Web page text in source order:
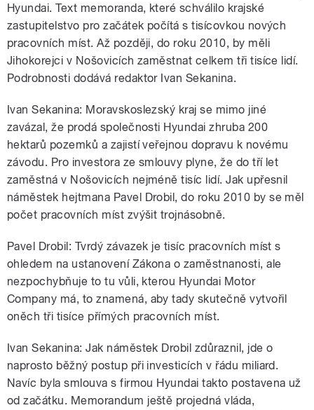
Hyundai. Text memoranda, které schválilo krajské
zastupitelstvo pro začátek počítá s tisícovkou nových
pracovních míst. Až později, do roku 2010, by měli
Jihokorejci v Nošovicích zaměstnat celkem tři tisíce lidí.
Podrobnosti dodává redaktor Ivan Sekanina.
Ivan Sekanina: Moravskoslezský kraj se mimo jiné
zavázal, že prodá společnosti Hyundai zhruba 200
hektarů pozemků a zajistí veřejnou dopravu k novému
závodu. Pro investora ze smlouvy plyne, že do tří let
zaměstná v Nošovicích nejméně tisíc lidí. Jak upřesnil
náměstek hejtmana Pavel Drobil, do roku 2010 by se měl
počet pracovních míst zvýšit trojnásobně.
Pavel Drobil: Tvrdý závazek je tisíc pracovních míst s
ohledem na ustanovení Zákona o zaměstnanosti, ale
nezpochybňuje to tu vůli, kterou Hyundai Motor
Company má, to znamená, aby tady skutečně vytvořil
oněch tři tisíce přímých pracovních míst.
Ivan Sekanina: Jak náměstek Drobil zdůraznil, jde o
naprosto běžný postup při investicích v řádu miliard.
Navíc byla smlouva s firmou Hyundai takto postavena už
od začátku. Memorandum ještě projedná vláda,